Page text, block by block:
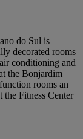
do Sul is
decorated rooms
conditioning and
the Bonjardim
rooms an
the Fitness Center